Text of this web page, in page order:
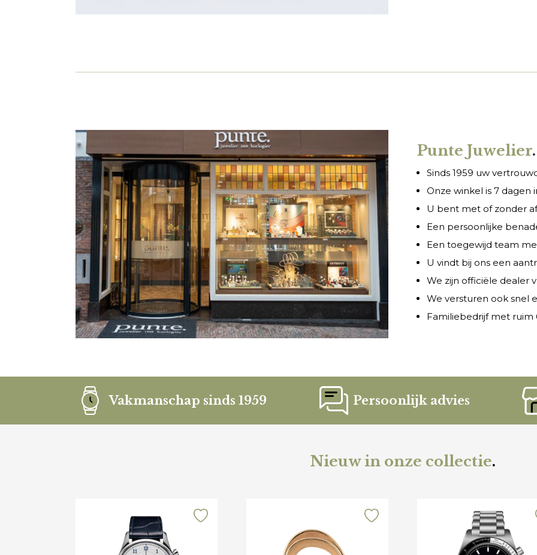
Punte Juwelier.
Sinds 1959 uw
Onze winkel is 7
U bent met of zonder
Een persoonlijke
Een toegewijd team
U vindt bij ons een
We zijn officiële dealer
We versturen ook snel
Familiebedrijf met ruim
Vakmanschap sinds 1959 Persoonlijk advies
Nieuw in onze collectie.